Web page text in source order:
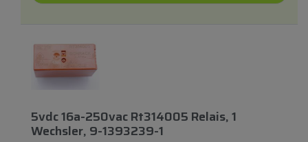
5vdc 16a-250vac Rt314005 Relais, 1
Wechsler, 9-1393239-1